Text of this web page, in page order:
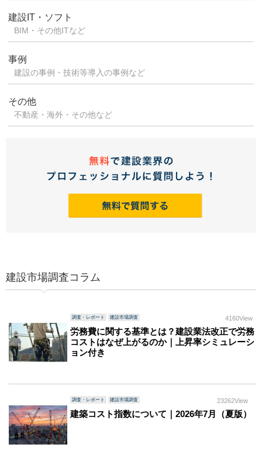
建設IT・ソフト
BIM・その他ITなど
事例
建設の事例・技術等導入の事例など
その他
不動産・海外・その他など
建設市場調査コラム
調査・レポート 建設市場調査 4160View
労務費に関する基準とは？建設業法改正で労務
コストはなぜ上がるのか｜上昇率シミュレーシ
ョン付き
調査・レポート 建設市場調査 23262View
建築コスト指数について｜2026年7月（夏版）